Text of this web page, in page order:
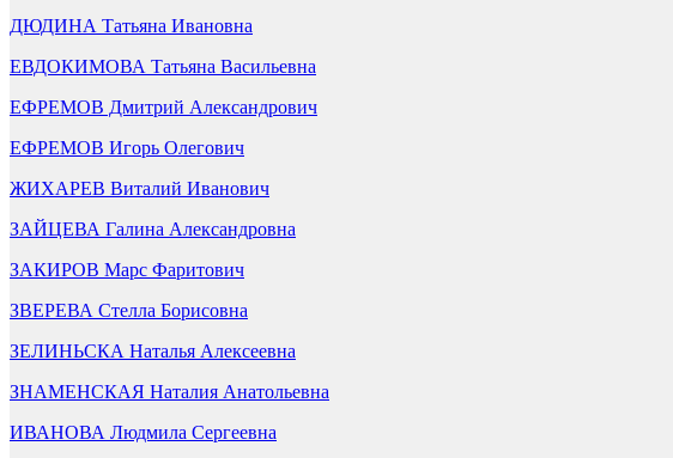
ДЮДИНА Татьяна Ивановна
ЕВДОКИМОВА Татьяна Васильевна
ЕФРЕМОВ Дмитрий Александрович
ЕФРЕМОВ Игорь Олегович
ЖИХАРЕВ Виталий Иванович
ЗАЙЦЕВА Галина Александровна
ЗАКИРОВ Марс Фаритович
ЗВЕРЕВА Стелла Борисовна
ЗЕЛИНЬСКА Наталья Алексеевна
ЗНАМЕНСКАЯ Наталия Анатольевна
ИВАНОВА Людмила Сергеевна